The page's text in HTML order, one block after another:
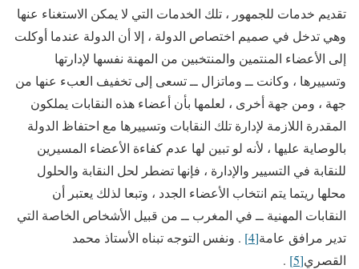
تقديم خدمات للجمهور ، تلك الخدمات التي لا يمكن الاستغناء عنها
وهي تدخل في صميم اختصاص الدولة ، إلا أن الدولة عندما أوكلت
إلى الأعضاء المنتمين والمنتخبين من المهنة نفسها لإدارتها
وتسييرها ، وكانت ــ وماتزال ــ تسعى إلى تخفيف العبء عنها من
جهة ، ومن جهة أخرى ، لعلمها بأن أعضاء هذه النقابات يملكون
المقدرة اللازمة لإدارة تلك النقابات وتسييرها مع احتفاظ الدولة
بالوصاية عليها ، لأنه لو تبين لها عدم كفاءة الأعضاء المسيرين
للنقابة في التسيير والإدارة ، فإنها تضطر لحل النقابة والحلول
محلها ريتما يتم انتخاب الأعضاء الجدد ، وتبعا لذلك يعتبر أن
النقابات المهنية ــ في المغرب ــ من قبيل الأشخاص الخاصة التي
تدير مرافق عامة[4]
. ونفس التوجه تبناه الأستاذ محمد
القصري[5]
.